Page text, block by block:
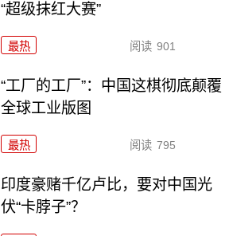
“超级抹红大赛”
最热 阅读 901
“工厂的工厂”：中国这棋彻底颠覆
全球工业版图
最热 阅读 795
印度豪赌千亿卢比，要对中国光
伏“卡脖子”？